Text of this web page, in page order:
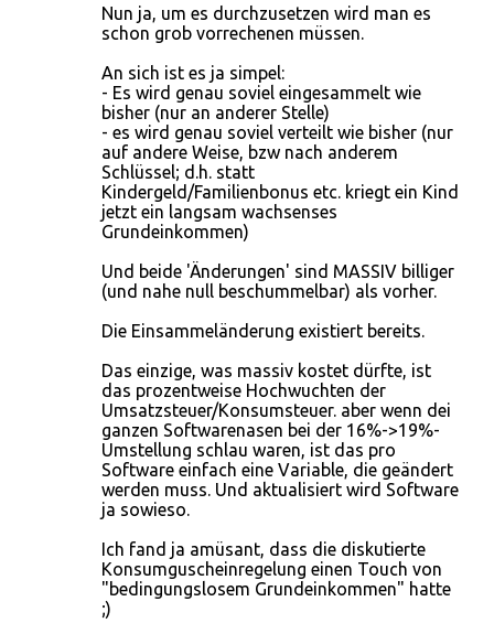
Nun ja, um es durchzusetzen wird man es
schon grob vorrechenen müssen.
An sich ist es ja simpel:
- Es wird genau soviel eingesammelt wie
bisher (nur an anderer Stelle)
- es wird genau soviel verteilt wie bisher (nur
auf andere Weise, bzw nach anderem
Schlüssel; d.h. statt
Kindergeld/Familienbonus etc. kriegt ein Kind
jetzt ein langsam wachsenses
Grundeinkommen)
Und beide 'Änderungen' sind MASSIV billiger
(und nahe null beschummelbar) als vorher.
Die Einsammeländerung existiert bereits.
Das einzige, was massiv kostet dürfte, ist
das prozentweise Hochwuchten der
Umsatzsteuer/Konsumsteuer. aber wenn dei
ganzen Softwarenasen bei der 16%->19%-
Umstellung schlau waren, ist das pro
Software einfach eine Variable, die geändert
werden muss. Und aktualisiert wird Software
ja sowieso.
Ich fand ja amüsant, dass die diskutierte
Konsumguscheinregelung einen Touch von
"bedingungslosem Grundeinkommen" hatte
;)